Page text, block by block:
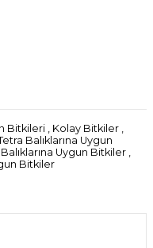
Bitkileri , Kolay Bitkiler ,
Balıklarına Uygun
Uygun Bitkiler ,
Bitkiler